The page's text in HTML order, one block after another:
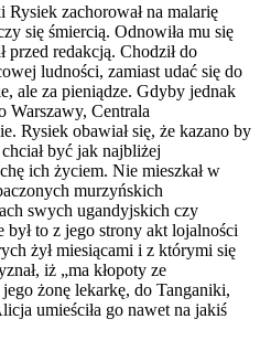
zachorował na malarię
się śmiercią. Odnowiła mu się
przed redakcją. Chodził do
ludności, zamiast udać się do
ale za pieniądze. Gdyby jednak
Warszawy, Centrala
Rysiek obawiał się, że kazano by
być jak najbliżej
ich życiem. Nie mieszkał w
murzyńskich
swych ugandyjskich czy
był to z jego strony akt lojalności
żył miesiącami i z którymi się
iż „ma kłopoty ze
żonę lekarkę, do Tanganiki,
umieściła go nawet na jakiś